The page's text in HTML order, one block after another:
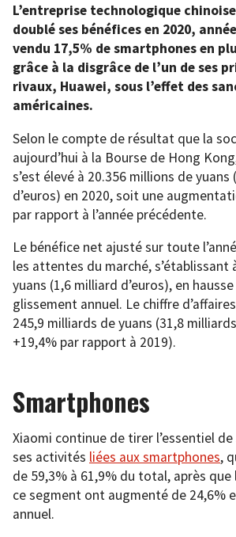
L’entreprise technologique
doublé ses bénéfices en 2020,
vendu 17,5% de smartphones en
grâce à la disgrâce de l’un de ses
rivaux, Huawei, sous l’effet des
américaines.
Selon le compte de résultat que la
aujourd’hui à la Bourse de Hong
s’est élevé à 20.356 millions de yuans
d’euros) en 2020, soit une
par rapport à l’année précédente.
Le bénéfice net ajusté sur toute
les attentes du marché, s’établissant
yuans (1,6 milliard d’euros), en
glissement annuel. Le chiffre
245,9 milliards de yuans (31,8
+19,4% par rapport à 2019).
Smartphones
Xiaomi continue de tirer l’essentiel
ses activités liées aux smartphones,
de 59,3% à 61,9% du total, après que
ce segment ont augmenté de 24,6%
annuel.